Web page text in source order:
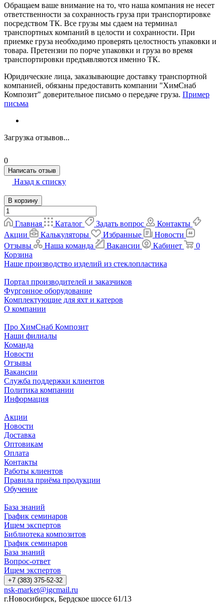
Обращаем ваше внимание на то, что наша компания не несет
ответственности за сохранность груза при транспортировке
посредством ТК. Все грузы мы сдаем на терминал
транспортных компаний в целости и сохранности. При
приемке груза необходимо проверять целостность упаковки и
товара. Претензии по порче упаковки и груза во время
транспортировки предъявляются именно ТК.
Юридические лица, заказывающие доставку транспортной
компанией, обязаны предоставить компании "ХимСнаб
Композит" доверительное письмо о передаче груза. Пример
письма
Загрузка отзывов...
0
Написать отзыв
Назад к списку
В корзину
Главная Каталог Задать вопрос
Контакты
Акции
Калькуляторы Избранные
Новости
Отзывы
Наша команда Вакансии Кабинет
0
Корзина
Наше производство изделий из стеклопластика
Портал производителей и заказчиков
Фургонное оборудование
Комплектующие для яхт и катеров
О компании
Про ХимСнаб Композит
Наши филиалы
Команда
Новости
Отзывы
Вакансии
Служба поддержки клиентов
Политика компании
Информация
Акции
Новости
Доставка
Оптовикам
Оплата
Контакты
Работы клиентов
Правила приёма продукции
Обучение
База знаний
График семинаров
Ищем экспертов
Библиотека композитов
График семинаров
База знаний
Вопрос-ответ
Ищем экспертов
+7 (383) 375-52-32
nsk-market@igcmail.ru
г.Новосибирск, Бердское шоссе 61/13